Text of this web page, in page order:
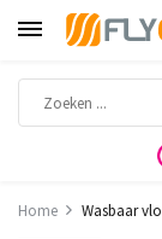
Home Wasbaar